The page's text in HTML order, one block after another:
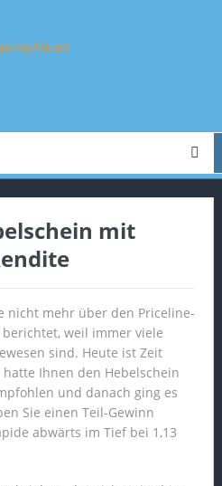
mit
nicht mehr über den Priceline-
berichtet, weil immer viele
sind. Heute ist Zeit
Ihnen den Hebelschein
und danach ging es
Sie einen Teil-Gewinn
abwärts im Tief bei 1,13